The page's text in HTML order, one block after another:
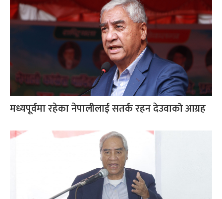
मध्यपूर्वमा रहेका नेपालीलाई सतर्क रहन देउवाको आग्रह